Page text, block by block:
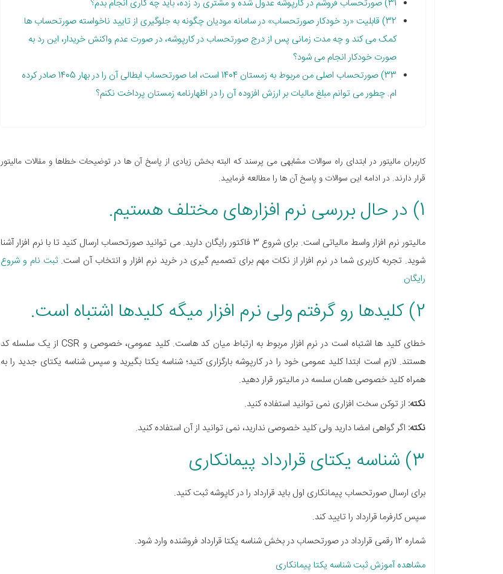
31) صورتحساب فروشم در کارپوشه عدول شده و مشتری رد زده، باید چه کاری انجام بدم؟
32) قابلیت «رد خودکار صورتحساب» در سامانه مودیان چگونه به جلوگیری از تایید ناخواسته صورتحساب ها
کمک می کند و چه مدت زمانی پس از درج صورتحساب در کارپوشه، در صورت عدم واکنش خریدار، این رد به
صورت خودکار انجام می شود؟
33) صورتحساب اصلی من مربوط به زمستان 1404 است، اما صورتحساب ابطالی آن را در بهار 1405 صادر کرده
ام. چطور می توانم مبلغ مالیات بر ارزش افزوده آن را در اظهارنامه زمستان پرداخت نکنم؟
کاربران مالیتور در ابتدای راه سوالات مشابهی می پرسند که البته بخش زیادی از پاسخ آن ها در توضیحات خطاها و مقالات مالیتور
قرار دارند. در ادامه این سوالات و پاسخ آن ها را مطالعه فرمایید.
1) در حال بررسی نرم افزارهای مختلف هستیم.
مالیتور نرم افزار واسط مالیاتی است. برای شروع 3 فاکتور رایگان دارید. می توانید صورتحساب ارسال کنید تا با نرم افزار آشنا
شوید. تجربه کاربری شما در نرم افزار از نکات مهم برای تصمیم گیری در خرید نرم افزار و انتخاب آن است.ثبت نام و شروع
رایگان
2) کلیدها رو گرفتم ولی نرم افزار میگه کلیدها اشتباه است.
خطای کلید ها اشتباه است در نرم افزار مربوط به ارتباط میان کد هاست. کلید عمومی، خصوصی و CSR از یک سلسله کد
هستند. لازم است ابتدا کلید عمومی خود را در کارپوشه بارگزاری کنید؛ شناسه یکتا بگیرید و سپس شناسه یکتای جدید را به
همراه کلید خصوصی همان سلسه در مالیتور قرار دهید.
نکته: از توکن سخت افزاری نمی توانید استفاده کنید.
نکته: اگر گواهی امضا دارید ولی کلید خصوصی ندارید، نمی توانید از آن استفاده کنید.
3) شناسه یکتای قرارداد پیمانکاری
برای ارسال صورتحساب پیمانکاری اول باید قرارداد را در کاپوشه ثبت کنید.
سپس کارفرما قرارداد را تایید کند.
شماره 12 رقمی قرارداد در صورتحساب در بخش شناسه یکتا قرارداد فروشنده وارد شود.
مشاهده آموزش ثبت شناسه یکتا پیمانکاری